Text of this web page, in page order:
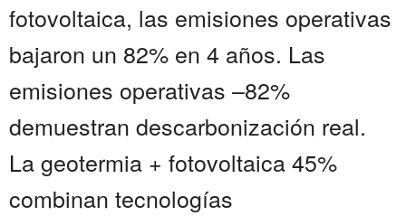
fotovoltaica, las emisiones operativas
bajaron un 82% en 4 años. Las
emisiones operativas –82%
demuestran descarbonización real.
La geotermia + fotovoltaica 45%
combinan tecnologías